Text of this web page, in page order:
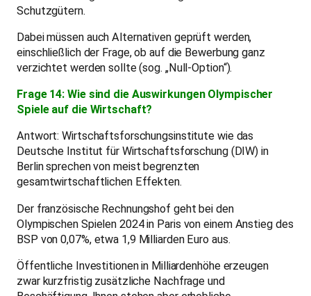
Schutzgütern.
Dabei müssen auch Alternativen geprüft werden,
einschließlich der Frage, ob auf die Bewerbung ganz
verzichtet werden sollte (sog. „Null-Option“).
Frage 14: Wie sind die Auswirkungen Olympischer
Spiele auf die Wirtschaft?
Antwort: Wirtschaftsforschungsinstitute wie das
Deutsche Institut für Wirtschaftsforschung (DIW) in
Berlin sprechen von meist begrenzten
gesamtwirtschaftlichen Effekten.
Der französische Rechnungshof geht bei den
Olympischen Spielen 2024 in Paris von einem Anstieg des
BSP von 0,07%, etwa 1,9 Milliarden Euro aus.
Öffentliche Investitionen in Milliardenhöhe erzeugen
zwar kurzfristig zusätzliche Nachfrage und